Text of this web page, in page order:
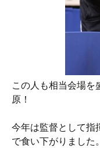
この人も相当会場を
原！
今年は監督として指
で食い下がりました